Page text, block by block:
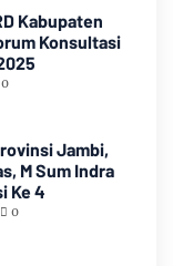
Kabupaten
Konsultasi
0
Jambi,
M Sum Indra
Ke 4
0